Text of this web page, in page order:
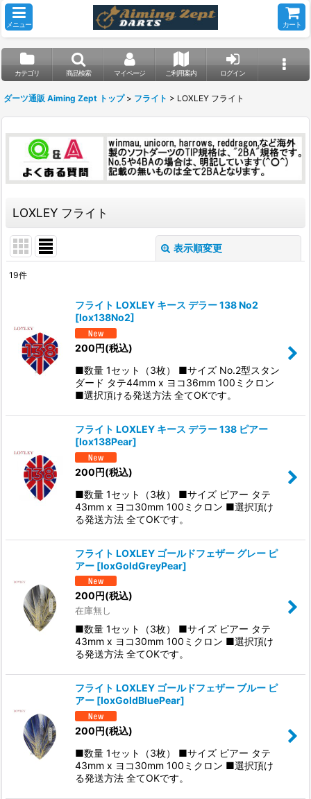
メニュー カート
カテゴリ 商品検索 マイページ ご利用案内 ログイン
ダーツ通販 Aiming Zept トップ > フライト > LOXLEY フライト
LOXLEY フライト
表示順変更
並び順
絞り込む
19件
フライト LOXLEY キース デラー 138 No2
[lox138No2]
200円(税込)
■数量 1セット（3枚） ■サイズ No.2型スタン
ダード タテ44mm x ヨコ36mm 100ミクロン
■選択頂ける発送方法 全てOKです。
フライト LOXLEY キース デラー 138 ピアー
[lox138Pear]
200円(税込)
■数量 1セット（3枚） ■サイズ ピアー タテ
43mm x ヨコ30mm 100ミクロン ■選択頂け
る発送方法 全てOKです。
フライト LOXLEY ゴールドフェザー グレー ピ
アー [loxGoldGreyPear]
200 円(税込)
在庫無し
■数量 1セット（3枚） ■サイズ ピアー タテ
43mm x ヨコ30mm 100ミクロン ■選択頂け
る発送方法 全てOKです。
フライト LOXLEY ゴールドフェザー ブルー ピ
アー [loxGoldBluePear]
200円(税込)
■数量 1セット（3枚） ■サイズ ピアー タテ
43mm x ヨコ30mm 100ミクロン ■選択頂け
る発送方法 全てOKです。